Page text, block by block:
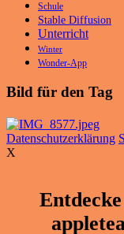
Schule
Stable Diffusion
Unterricht
Winter
Wonder-App
Bild für den Tag
Datenschutzerklärung
X